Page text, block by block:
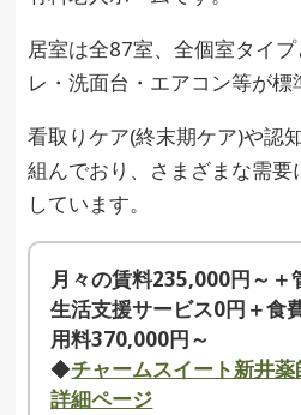
居室は全87室、全個室タイ
レ・洗面台・エアコン等が標
看取りケア(終末期ケア)や認
組んでおり、さまざまな需
しています。
月々の賃料235,000円～＋
生活支援サービス0円＋食
用料370,000円～
◆チャームスイート新井
詳細ページ